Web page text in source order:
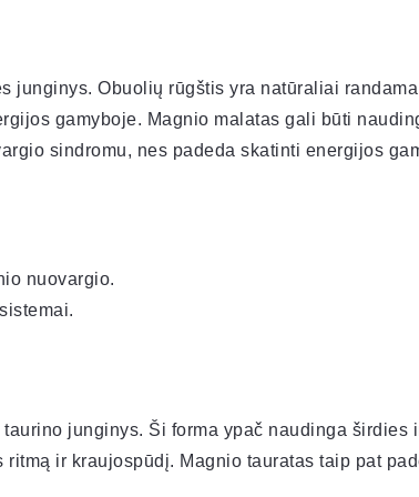
junginys. Obuolių rūgštis yra natūraliai
gamyboje. Magnio malatas gali būti
sindromu, nes padeda skatinti energijos
nuovargio.
junginys. Ši forma ypač naudinga širdies
ir kraujospūdį. Magnio tauratas taip pat